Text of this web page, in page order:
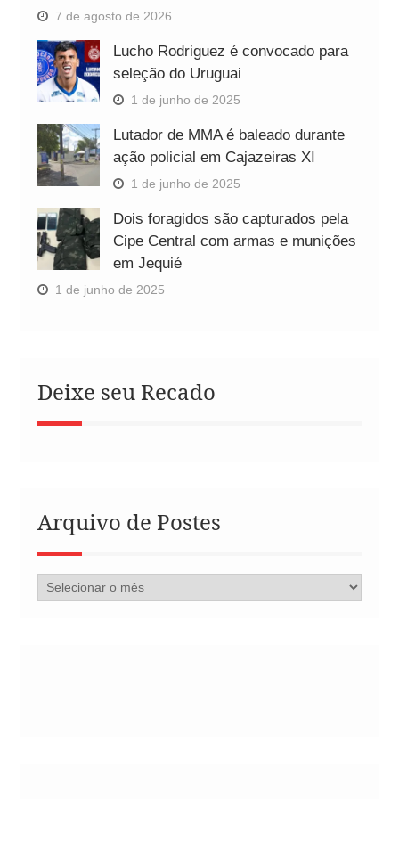
7 de agosto de 2026
Lucho Rodriguez é convocado para
seleção do Uruguai
1 de junho de 2025
Lutador de MMA é baleado durante
ação policial em Cajazeiras XI
1 de junho de 2025
Dois foragidos são capturados pela
Cipe Central com armas e munições
em Jequié
1 de junho de 2025
Deixe seu Recado
Arquivo de Postes
Arquivo
de